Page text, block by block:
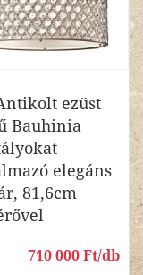
ezüst
Bauhinia
elegáns
81,6cm
710 000 Ft/db